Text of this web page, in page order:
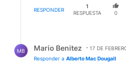
RESPONDER
1
RESPUESTA
0
MB Mario Benitez
17 DE
Responder a Alberto Mac Dougall